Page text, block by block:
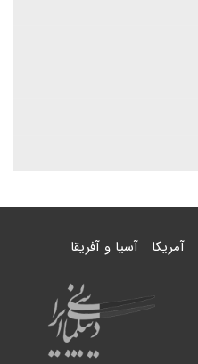
آمریکا آسیا و آفریقا